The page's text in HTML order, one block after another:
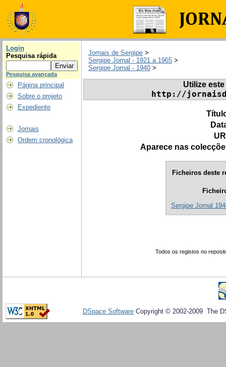
Login
Pesquisa rápida
Pesquisa avançada
Página principal
Sobre o projeto
Expediente
Jornais
Ordem cronológica
Jornais de Sergipe >
Sergipe Jornal - 1921 a 1965 >
Sergipe Jornal - 1940 >
Utilize
http://
Aparece nas
Ficheiros deste
Sergipe Jornal
Todos os registos no
DSpace Software Copyright © 2002-2009 The